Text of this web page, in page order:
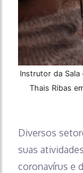
Instrutor da Sala
Thais Ribas
Diversos
suas
coronavírus e